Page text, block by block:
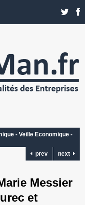
- Veille Economique -
prev
next
Messier
et